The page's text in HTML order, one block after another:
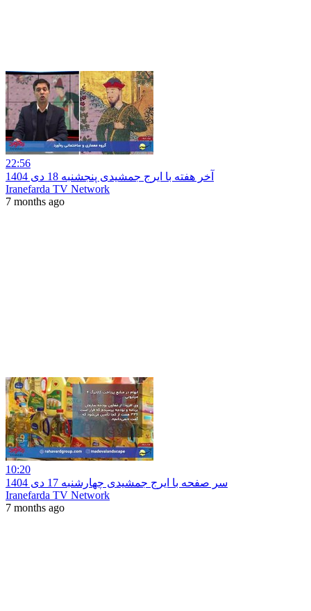
22:56
آخر هفته با ایرج جمشیدی پنجشنبه 18 دی 1404
Iranefarda TV Network
7 months ago
10:20
سر صفحه با ایرج جمشیدی چهارشنبه 17 دی 1404
Iranefarda TV Network
7 months ago